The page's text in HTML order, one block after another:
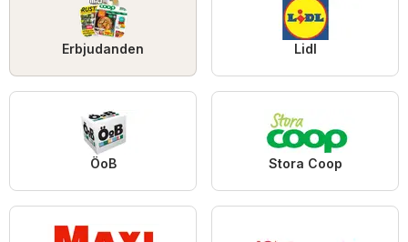
Erbjudanden Lidl
ÖoB Stora Coop